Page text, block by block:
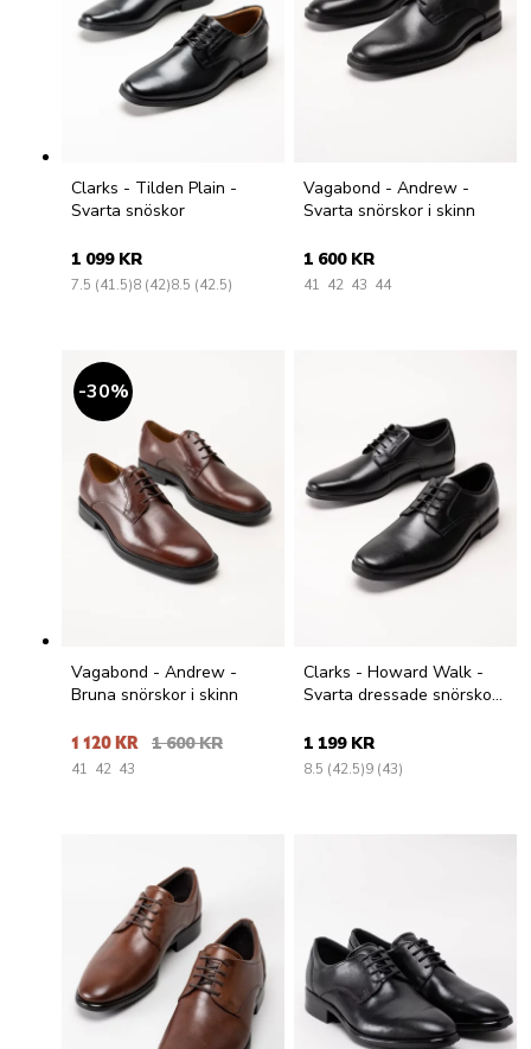
Clarks - Tilden Plain -
Svarta snöskor
1 099 KR
7.5 (41.5)8 (42)8.5 (42.5)
Vagabond - Andrew -
Svarta snörskor i skinn
1 600 KR
41 42 43 44
30%
Vagabond - Andrew -
Bruna snörskor i skinn
1 120 KR 1 600 KR
41 42 43
Clarks - Howard Walk -
Svarta dressade snörskor i
1 199 KR
8.5 (42.5)9 (43)